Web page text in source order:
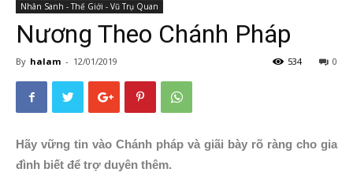
Nhân Sanh - Thế Giới - Vũ Trụ Quan
Nương Theo Chánh Pháp
By halam - 12/01/2019 0
534
Hãy vững tin vào Chánh pháp và giãi bày rõ ràng cho gia
đình biết để trợ duyên thêm.